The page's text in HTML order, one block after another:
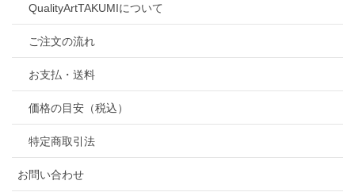
QualityArtTAKUMIについて
ご注文の流れ
お支払・送料
価格の目安（税込）
特定商取引法
お問い合わせ